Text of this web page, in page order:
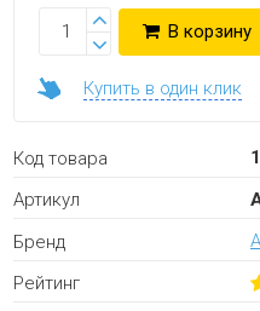
В корзину
Купить в один клик
Код товара
Артикул
Бренд
Рейтинг